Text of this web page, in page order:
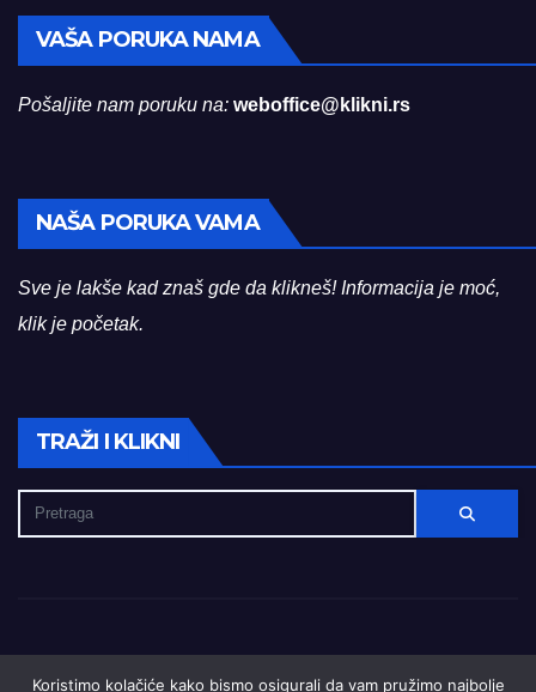
VAŠA PORUKA NAMA
Pošaljite nam poruku na: weboffice@klikni.rs
NAŠA PORUKA VAMA
Sve je lakše kad znaš gde da klikneš! Informacija je moć,
klik je početak.
TRAŽI I KLIKNI
Koristimo kolačiće kako bismo osigurali da vam pružimo najbolje